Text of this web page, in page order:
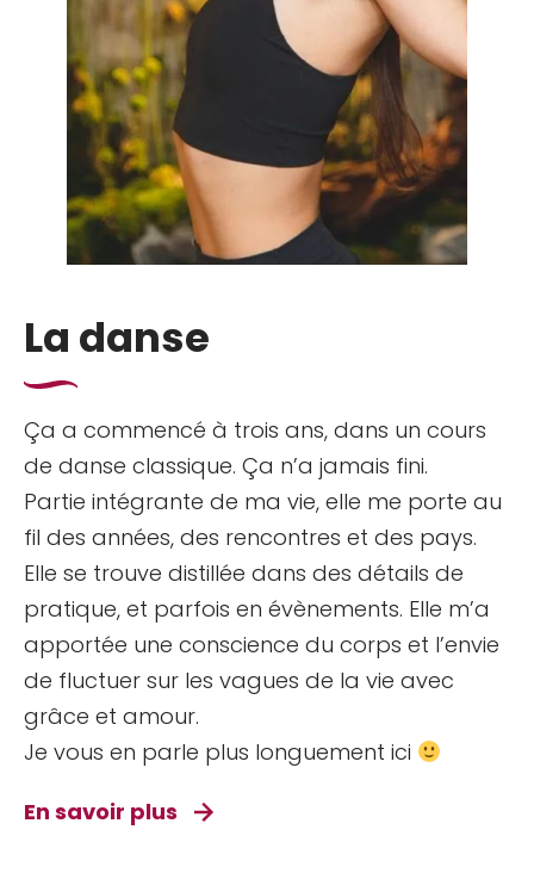
La danse
Ça a commencé à trois ans, dans un cours
de danse classique. Ça n’a jamais fini.
Partie intégrante de ma vie, elle me porte au
fil des années, des rencontres et des pays.
Elle se trouve distillée dans des détails de
pratique, et parfois en évènements. Elle m’a
apportée une conscience du corps et l’envie
de fluctuer sur les vagues de la vie avec
grâce et amour.
Je vous en parle plus longuement ici
En savoir plus